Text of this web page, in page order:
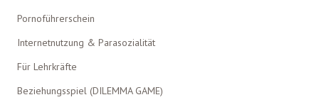
Pornoführerschein
Internetnutzung & Parasozialität
Für Lehrkräfte
Beziehungsspiel (DILEMMA GAME)